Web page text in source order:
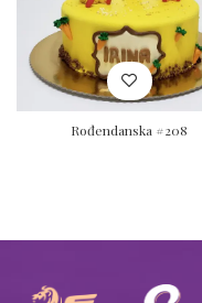
Rođendanska #208